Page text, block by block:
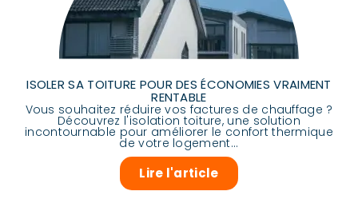
ISOLER SA TOITURE POUR DES ÉCONOMIES VRAIMENT
RENTABLE
Vous souhaitez réduire vos factures de chauffage ?
Découvrez l'isolation toiture, une solution
incontournable pour améliorer le confort thermique
de votre logement...
Lire l'article